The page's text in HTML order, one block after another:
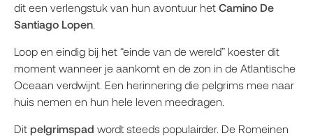
dit een verlengstuk van hun avontuur het Camino De
Santiago Lopen
Loop en eindig bij het “einde van de wereld” koester dit
moment wanneer je aankomt en de zon in de Atlantische
Oceaan verdwijnt. Een herinnering die pelgrims mee naar
huis nemen en hun hele leven meedragen.
Dit pelgrimspad wordt steeds populairder. De Romeinen